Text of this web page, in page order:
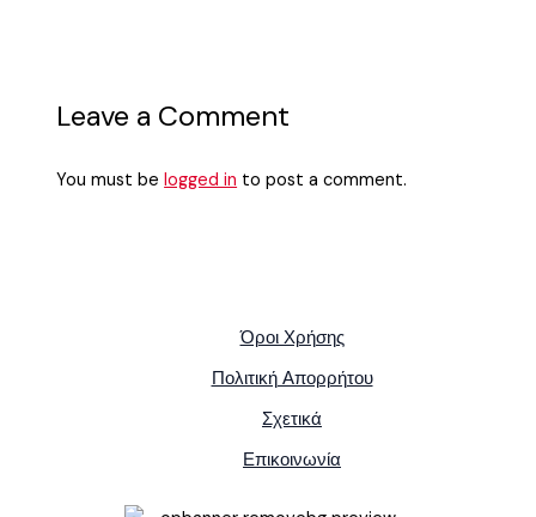
Leave a Comment
You must belogged in to post a comment.
Όροι Χρήσης
Πολιτική Απορρήτου
Σχετικά
Επικοινωνία